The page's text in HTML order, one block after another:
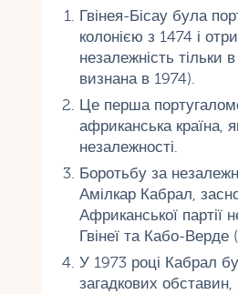
Гвінея-Бісау була
колонією з 1474 і
незалежність тільки
визнана в 1974).
Це перша
африканська країна,
незалежності.
Боротьбу за
Амілкар Кабрал,
Африканської партії
Гвінеї та Кабо-Верде
У 1973 році Кабрал
загадкових